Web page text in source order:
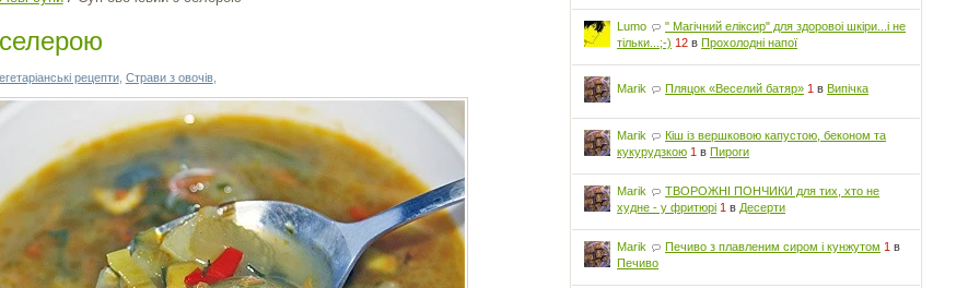
Lumo
" Магічний еліксир" для здоровоі шкіри...і не
тільки...;-) 12 вПрохолодні напої
Marik Пляцок «Веселий батяр» 1 вВипічка
Marik
Кіш із вершковою капустою, беконом та
кукурудзкою 1 вПироги
Marik
ТВОРОЖНІ ПОНЧИКИ для тих, хто не
худне - у фритюрі 1 в Десерти
Marik Печиво з плавленим сиром і кунжутом 1 в
Печиво
рецепти, Страви з овочів,